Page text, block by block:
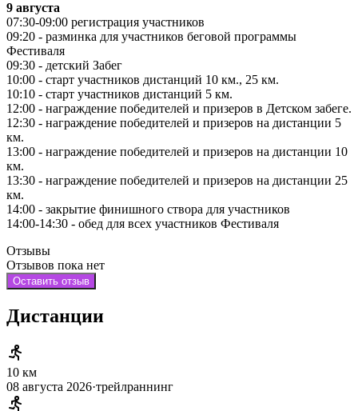
9 августа
07:30-09:00 регистрация участников
09:20 - разминка для участников беговой программы
Фестиваля
09:30 - детский Забег
10:00 - старт участников дистанций 10 км., 25 км.
10:10 - старт участников дистанций 5 км.
12:00 - награждение победителей и призеров в Детском забеге.
12:30 - награждение победителей и призеров на дистанции 5
км.
13:00 - награждение победителей и призеров на дистанции 10
км.
13:30 - награждение победителей и призеров на дистанции 25
км.
14:00 - закрытие финишного створа для участников
14:00-14:30 - обед для всех участников Фестиваля
Отзывы
Отзывов пока нет
Оставить отзыв
Дистанции
10 км
08 августа 2026·трейлраннинг